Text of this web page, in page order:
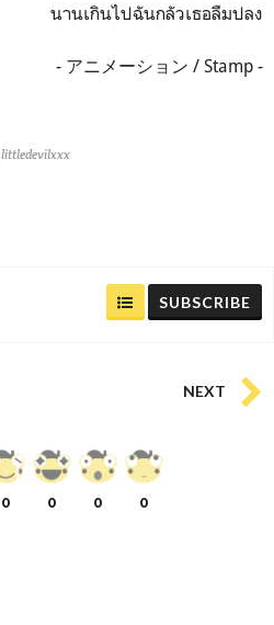
นานเกินไปฉันกลัวเธอลืมปลง
- アニメーション / Stamp -
littledevilxxx
SUBSCRIBE
NEXT
0 0 0 0